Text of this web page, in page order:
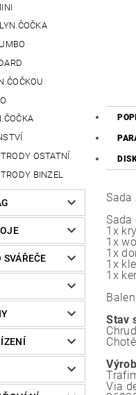
OSTATNÍ
BINZEL
SVÁŘEČE
Sada
Sada
1x
1x
1x
1x
1x
Stav
Via